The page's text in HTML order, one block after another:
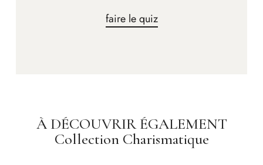
faire le quiz
À DÉCOUVRIR ÉGALEMENT
Collection Charismatique